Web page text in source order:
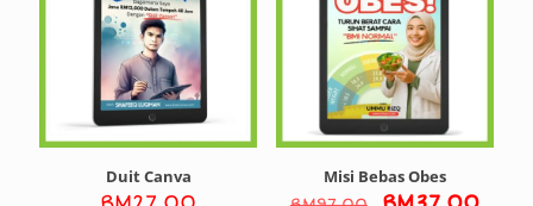
Duit Canva Misi Bebas Obes